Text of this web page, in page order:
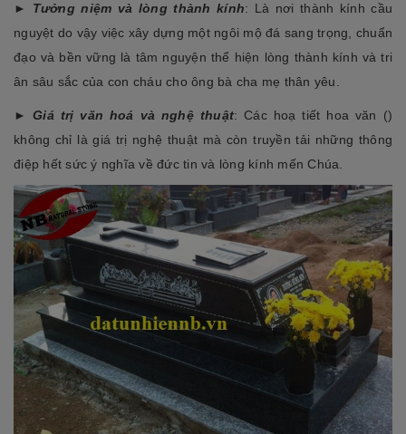
► Tưởng niệm và lòng thành kính: Là nơi thành kính cầu
nguyệt do vậy việc xây dựng một ngôi mộ đá sang trọng, chuẩn
đạo và bền vững là tâm nguyện thể hiện lòng thành kính và tri
ân sâu sắc của con cháu cho ông bà cha mẹ thân yêu.
►Giá trị văn hoá và nghệ thuật: Các hoạ tiết hoa văn ()
không chỉ là giá trị nghệ thuật mà còn truyền tải những thông
điệp hết sức ý nghĩa về đức tin và lòng kính mến Chúa.